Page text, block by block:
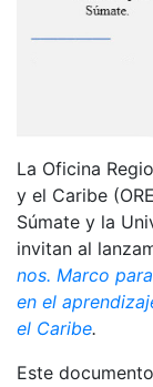
La Oficina
y el Caribe
Súmate y la
invitan al
nos. Marco
en el
el Caribe.
Este